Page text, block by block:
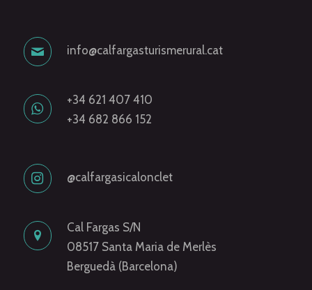
info@calfargasturismerural.cat
+34 621 407 410
+34 682 866 152
@calfargasicalonclet
Cal Fargas S/N
08517 Santa Maria de Merlès
Berguedà (Barcelona)